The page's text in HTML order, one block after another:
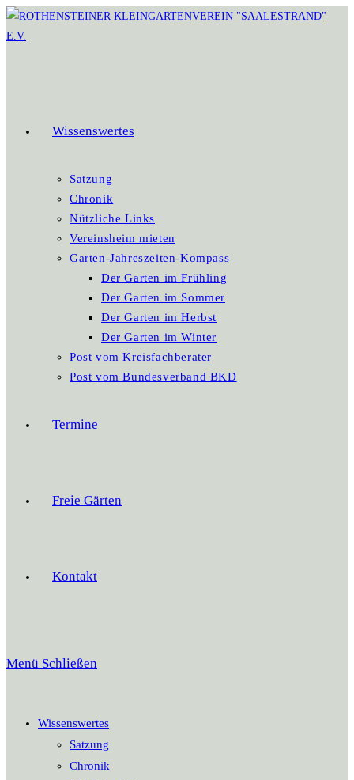
Zum
Inhalt
Wissenswertes
Satzung
Chronik
Nützliche Links
Vereinsheim mieten
Garten-Jahreszeiten-Kompass
Der Garten im Frühling
Der Garten im Sommer
Der Garten im Herbst
Der Garten im Winter
Post vom Kreisfachberater
Post vom Bundesverband BKD
Termine
Freie Gärten
Kontakt
Menü Schließen
Wissenswertes
Satzung
Chronik